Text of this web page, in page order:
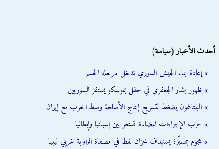
أحدث الأخبار (سياسة)
» إعادة بناء الجيش السوري تدخل مرحلة الحسم
» ظهور بشار الجعفري في حفل بموسكو يستفز السوريين
» البنتاغون يضغط لتسريع إنتاج الأسلحة وسط الحرب مع إيران
» حرب الإجراءات المضادة تستعر بين إسبانيا وإيطاليا
» هجوم بمسيّرة يستهدف خزان نفط في مصفاة الزاوية غربي ليبيا